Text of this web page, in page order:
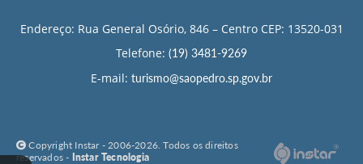
Endereço: Rua General Osório, 846 – Centro CEP: 13520-031
Telefone: (19) 3481-9269
E-mail: turismo@saopedro.sp.gov.br
Copyright Instar - 2006-2026. Todos os direitos
reservados - Instar Tecnologia